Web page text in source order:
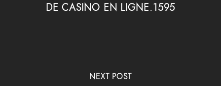
DE CASINO EN LIGNE.1595
NEXT POST